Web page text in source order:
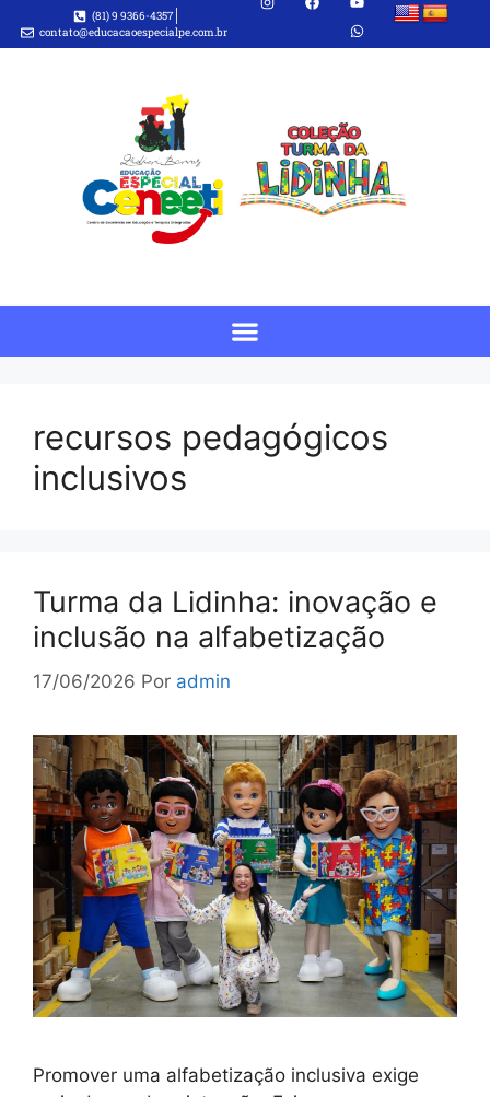
(81) 9 9366-4357
contato@educacaoespecialpe.com.br
recursos pedagógicos
inclusivos
Turma da Lidinha: inovação e
inclusão na alfabetização
17/06/2026 Por admin
Promover uma alfabetização inclusiva exige